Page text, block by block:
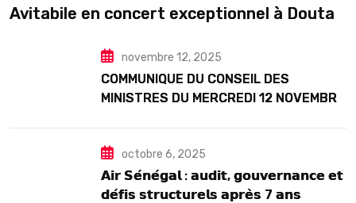
Avitabile en concert exceptionnel à Douta
novembre 12, 2025
COMMUNIQUE DU CONSEIL DES
MINISTRES DU MERCREDI 12 NOVEMBRE
octobre 6, 2025
𝗔𝗶𝗿 𝗦𝗲́𝗻𝗲́𝗴𝗮𝗹 : 𝗮𝘂𝗱𝗶𝘁, 𝗴𝗼𝘂𝘃𝗲𝗿𝗻𝗮𝗻𝗰𝗲 𝗲𝘁
𝗱𝗲́𝗳𝗶𝘀 𝘀𝘁𝗿𝘂𝗰𝘁𝘂𝗿𝗲𝗹𝘀 𝗮𝗽𝗿𝗲̀𝘀 7 𝗮𝗻𝘀